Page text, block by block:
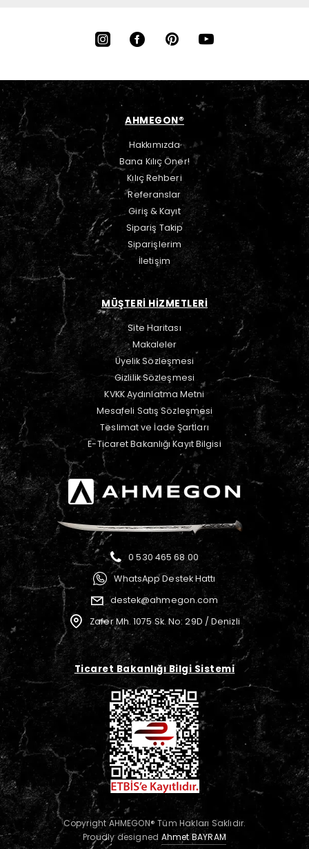
AHMEGON®
Hakkımızda
Bana Kılıç Öner!
Kılıç Rehberi
Referanslar
Giriş & Kayıt
Sipariş Takip
Siparişlerim
İletişim
MÜŞTERİ HİZMETLERİ
Site Haritası
Makaleler
Üyelik Sözleşmesi
Gizlilik Sözleşmesi
KVKK Aydınlatma Metni
Mesafeli Satış Sözleşmesi
Teslimat ve İade Şartları
E-Ticaret Bakanlığı Kayıt Bilgisi
0 530 465 68 00
WhatsApp Destek Hattı
destek@ahmegon.com
Zafer Mh. 1075 Sk. No: 29D / Denizli
Ticaret Bakanlığı Bilgi Sistemi
Copyright AHMEGON® Tüm Hakları Saklıdır.
Proudly designed Ahmet BAYRAM